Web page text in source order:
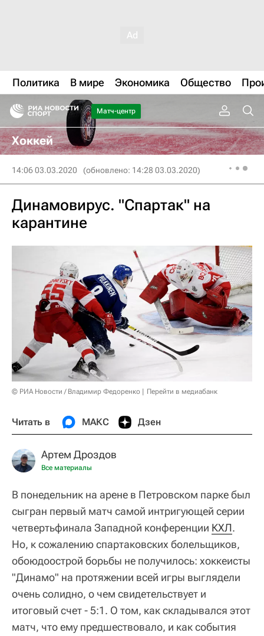
Политика В мире Экономика Общество
Матч-центр
Хоккей
14:06 03.03.2020 (обновлено: 14:28 03.03.2020)
Динамовирус. "Спартак" на
карантине
© РИА Новости / Владимир Федоренко Перейти в медиабанк
Читать в МАКС Дзен
Артем Дроздов
Все материалы
В понедельник на арене в Петровском парке был
сыгран первый матч самой интригующей серии
четвертьфинала Западной конференции КХЛ.
Но, к сожалению спартаковских болельщиков,
обоюдоострой борьбы не получилось: хоккеисты
"Динамо" на протяжении всей игры выглядели
очень солидно, о чем свидетельствует и
итоговый счет - 5:1. О том, как складывался этот
матч, что ему предшествовало, и как события